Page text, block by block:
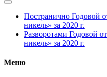
Постранично Годовой
никель» за 2020 г.
Разворотами Годовой
никель» за 2020 г.
Меню